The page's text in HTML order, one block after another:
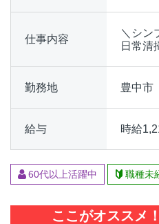
仕事内容
＼シン
日常清
勤務地 豊中市
給与 時給
60代以上活躍中 職種未
ここがオススメ！